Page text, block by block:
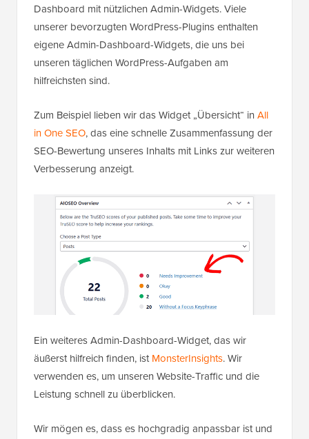
Dashboard mit nützlichen Admin-Widgets. Viele
unserer bevorzugten WordPress-Plugins enthalten
eigene Admin-Dashboard-Widgets, die uns bei
unseren täglichen WordPress-Aufgaben am
hilfreichsten sind.
Zum Beispiel lieben wir das Widget „Übersicht“ in All
in One SEO, das eine schnelle Zusammenfassung der
SEO-Bewertung unseres Inhalts mit Links zur weiteren
Verbesserung anzeigt.
Ein weiteres Admin-Dashboard-Widget, das wir
äußerst hilfreich finden, istMonsterInsights. Wir
verwenden es, um unseren Website-Traffic und die
Leistung schnell zu überblicken.
Wir mögen es, dass es hochgradig anpassbar ist und